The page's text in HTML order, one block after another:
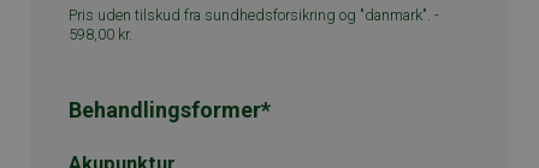
Pris uden tilskud fra sundhedsforsikring og "danmark". -
598,00 kr.
Behandlingsformer*